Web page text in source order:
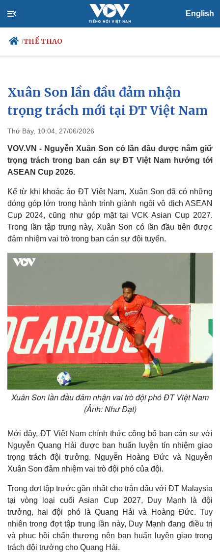
English
/THỂ THAO
Chính trị
Tổ chức nhân sự
Nhận diện sự thật
Xã hội
Tin 24h
Dự báo thời tiết
Việc làm
Biển đảo
Xuân Son lần đầu đảm nhận
trọng trách mới tại ĐT Việt Nam
Thứ Bảy, 10:04, 27/06/2026
VOV.VN - Nguyễn Xuân Son có lần đầu được nắm giữ
trọng trách trong ban cán sự ĐT Việt Nam hướng tới
ASEAN Cup 2026.
Kể từ khi khoác áo ĐT Việt Nam, Xuân Son đã có những
đóng góp lớn trong hành trình giành ngôi vô địch ASEAN
Cup 2024, cũng như góp mặt tại VCK Asian Cup 2027.
Trong lần tập trung này, Xuân Son có lần đầu tiên được
đảm nhiệm vai trò trong ban cán sự đội tuyển.
Xuân Son lần đầu đảm nhận vai trò đội phó ĐT Việt Nam
(Ảnh: Như Đạt)
Mới đây, ĐT Việt Nam chính thức công bố ban cán sự với
Nguyễn Quang Hải được ban huấn luyện tín nhiệm giao
trọng trách đội trưởng. Nguyễn Hoàng Đức và Nguyễn
Xuân Son đảm nhiệm vai trò đội phó của đội.
Trong đợt tập trước gần nhất cho trận đấu với ĐT Malaysia
tại vòng loại cuối Asian Cup 2027, Duy Mạnh là đội
trưởng, hai đội phó là Quang Hải và Hoàng Đức. Tuy
nhiên trong đợt tập trung lần này, Duy Mạnh đang điều trị
và phục hồi chấn thương nên ban huấn luyện giao trọng
trách đội trưởng cho Quang Hải.